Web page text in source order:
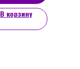
В корзину